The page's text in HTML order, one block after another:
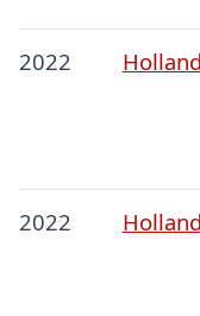
2022 Holland
2022 Holland